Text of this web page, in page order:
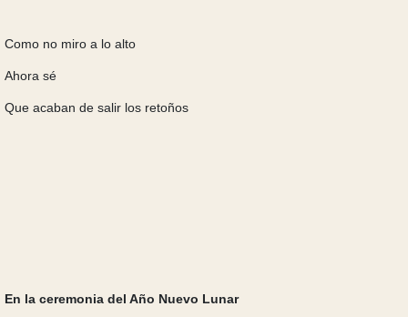
Como no miro a lo alto
Ahora sé
Que acaban de salir los retoños
En la ceremonia del Año Nuevo Lunar